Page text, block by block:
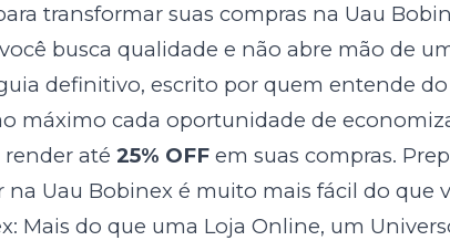
transformar suas compras na Uau
busca qualidade e não abre mão de
definitivo, escrito por quem entende
máximo cada oportunidade de
render até25% OFF em suas compras.
na Uau Bobinex é muito mais fácil do que
Mais do que uma Loja Online, um